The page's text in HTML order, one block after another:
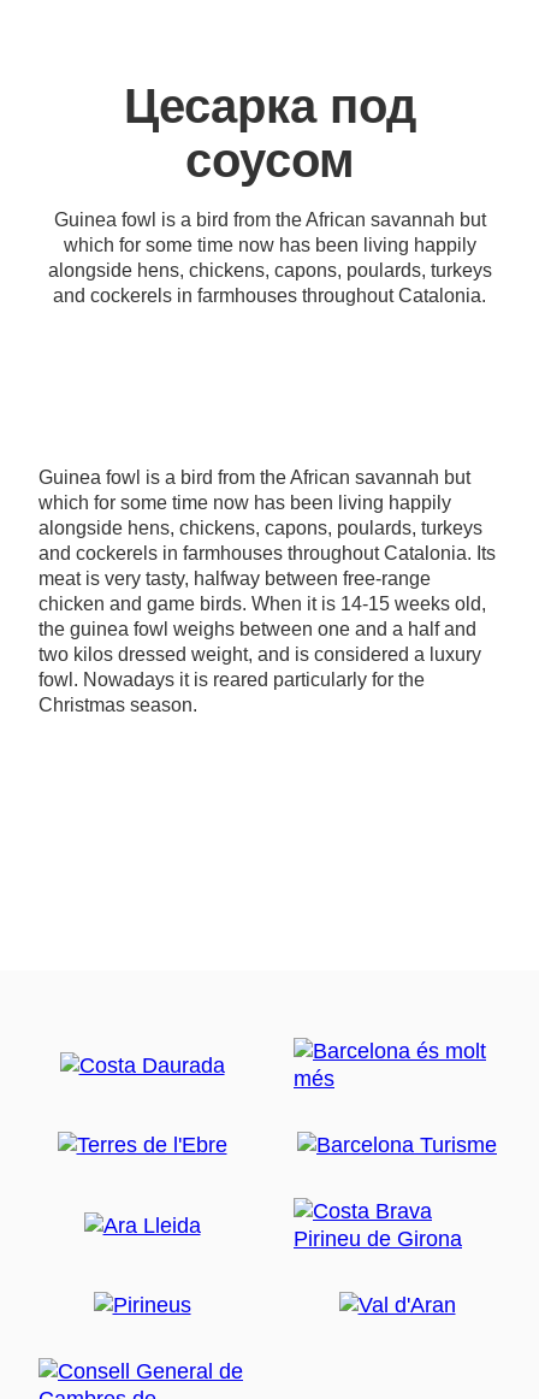
Цесарка под
соусом
Guinea fowl is a bird from the African savannah but
which for some time now has been living happily
alongside hens, chickens, capons, poulards, turkeys
and cockerels in farmhouses throughout Catalonia.
Guinea fowl is a bird from the African savannah but
which for some time now has been living happily
alongside hens, chickens, capons, poulards, turkeys
and cockerels in farmhouses throughout Catalonia. Its
meat is very tasty, halfway between free-range
chicken and game birds. When it is 14-15 weeks old,
the guinea fowl weighs between one and a half and
two kilos dressed weight, and is considered a luxury
fowl. Nowadays it is reared particularly for the
Christmas season.